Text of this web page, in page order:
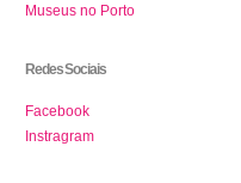
Museus no Porto
Redes Sociais
Facebook
Instragram